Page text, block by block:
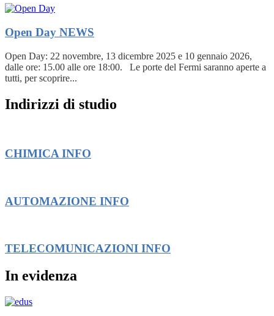
Open Day NEWS
Open Day: 22 novembre, 13 dicembre 2025 e 10 gennaio 2026,
dalle ore: 15.00 alle ore 18:00. Le porte del Fermi saranno aperte a
tutti, per scoprire...
Indirizzi di studio
CHIMICAINFO
AUTOMAZIONE INFO
TELECOMUNICAZIONI INFO
In evidenza